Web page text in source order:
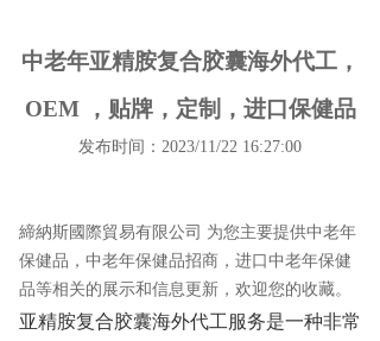
中老年亚精胺复合胶囊海外代工，
OEM ，贴牌，定制，进口保健品
发布时间：2023/11/22 16:27:00
締納斯國際貿易有限公司 为您主要提供中老年
保健品 ，中老年保健品招商，进口中老年保健
品等相关的展示和信息更新，欢迎您的收藏。
亚精胺复合胶囊海外代工服务是一种非常